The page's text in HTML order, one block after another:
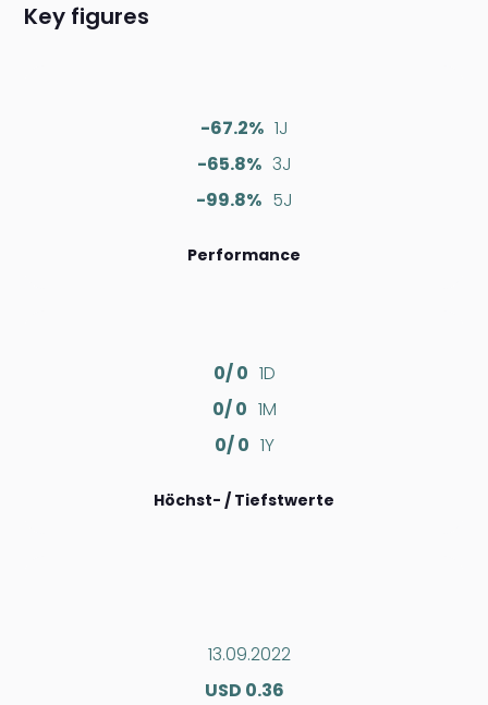
Key figures
-67.2% 1J
-65.8% 3J
-99.8% 5J
Performance
0/ 0 1D
0/ 0 1M
0/ 0 1Y
Höchst- / Tiefstwerte
13.09.2022
USD 0.36